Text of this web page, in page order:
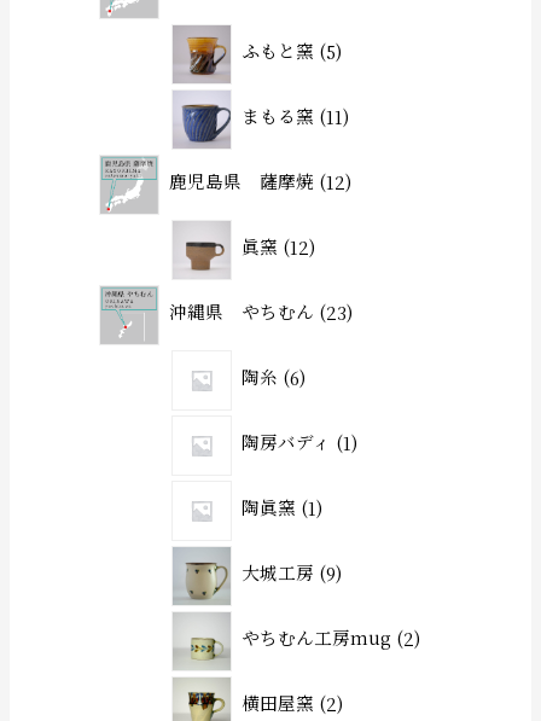
ふもと窯 5
まもる窯 11
鹿児島県 薩摩焼 12
眞窯 12
沖縄県 やちむん 23
陶糸 6
陶房バディ 1
陶眞窯 1
大城工房 9
やちむん工房mug 2
横田屋窯 2